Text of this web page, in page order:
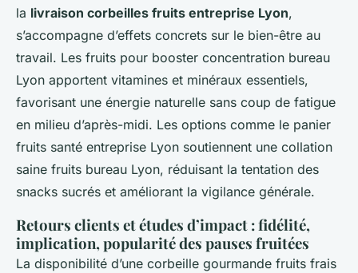
la livraison corbeilles fruits entreprise Lyon,
s’accompagne d’effets concrets sur le bien-être au
travail. Les fruits pour booster concentration bureau
Lyon apportent vitamines et minéraux essentiels,
favorisant une énergie naturelle sans coup de fatigue
en milieu d’après-midi. Les options comme le panier
fruits santé entreprise Lyon soutiennent une collation
saine fruits bureau Lyon, réduisant la tentation des
snacks sucrés et améliorant la vigilance générale.
Retours clients et études d’impact : fidélité,
implication, popularité des pauses fruitées
La disponibilité d’une corbeille gourmande fruits frais